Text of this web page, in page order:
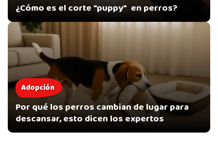
¿Cómo es el corte "puppy" en perros?
Adopción
Por qué los perros cambian de lugar para
descansar, esto dicen los expertos